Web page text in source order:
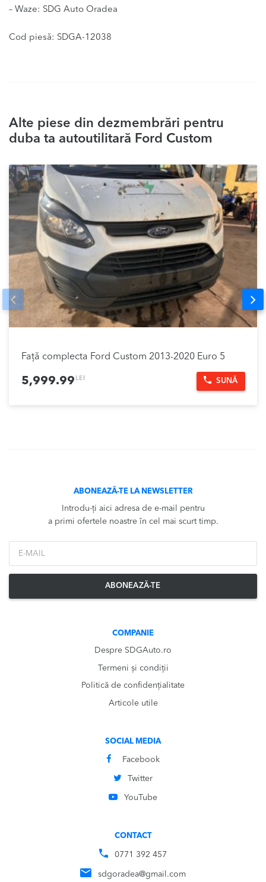
– Waze: SDG Auto Oradea
Cod piesă: SDGA-12038
Alte piese din dezmembrări pentru
duba ta autoutilitară Ford Custom
Față complecta Ford Custom 2013-2020 Euro 5
5,999.99 LEI SUNĂ
Prev
ABONEAZĂ-TE LA NEWSLETTER
Introdu-ți aici adresa de e-mail pentru
a primi ofertele noastre în cel mai scurt timp.
ABONEAZĂ-TE
COMPANIE
Despre SDGAuto.ro
Termeni și condiții
Politică de confidențialitate
Articole utile
SOCIAL MEDIA
Facebook
Twitter
YouTube
CONTACT
0771 392 457
sdgoradea@gmail.com